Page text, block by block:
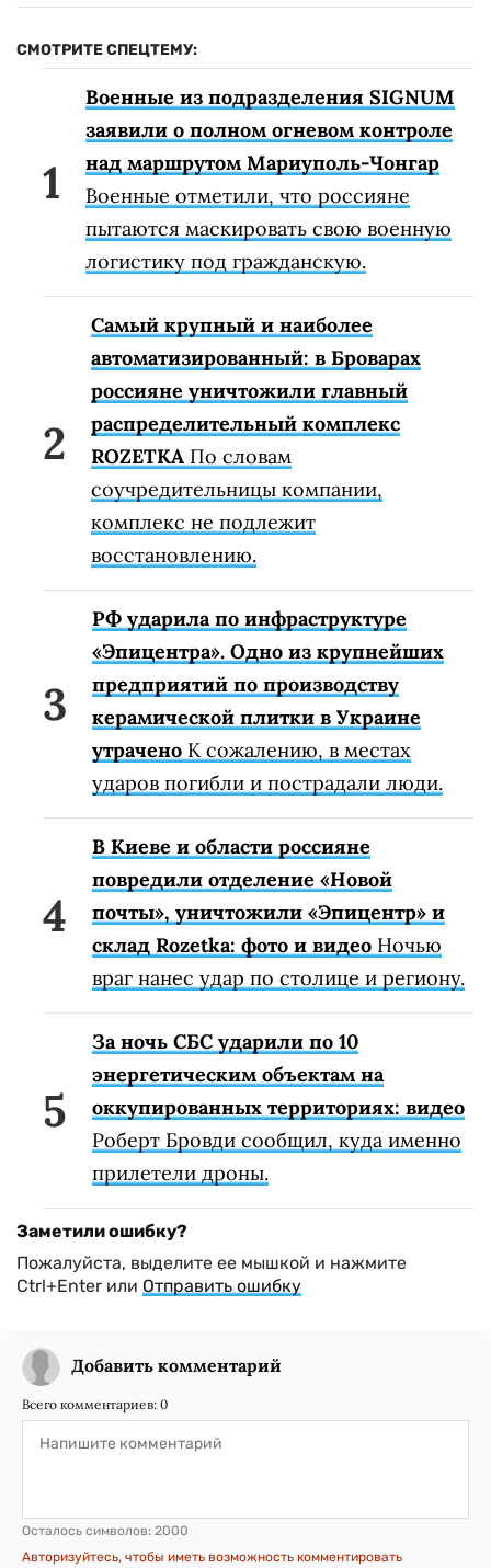
СМОТРИТЕ СПЕЦТЕМУ:
Военные из подразделения SIGNUM
заявили о полном огневом контроле
над маршрутом Мариуполь-Чонгар
Военные отметили, что россияне
пытаются маскировать свою военную
логистику под гражданскую.
Самый крупный и наиболее
автоматизированный: в Броварах
россияне уничтожили главный
распределительный комплекс
ROZETKA По словам
соучредительницы компании,
комплекс не подлежит
восстановлению.
РФ ударила по инфраструктуре
«Эпицентра». Одно из крупнейших
предприятий по производству
керамической плитки в Украине
утрачено К сожалению, в местах
ударов погибли и пострадали люди.
В Киеве и области россияне
повредили отделение «Новой
почты», уничтожили «Эпицентр» и
склад Rozetka: фото и видео Ночью
враг нанес удар по столице и региону.
За ночь СБС ударили по 10
энергетическим объектам на
оккупированных территориях: видео
Роберт Бровди сообщил, куда именно
прилетели дроны.
Заметили ошибку?
Пожалуйста, выделите ее мышкой и нажмите
Ctrl+Enter или Отправить ошибку
Добавить комментарий
Всего комментариев: 0
Осталось символов: 2000
Авторизуйтесь, чтобы иметь возможность комментировать